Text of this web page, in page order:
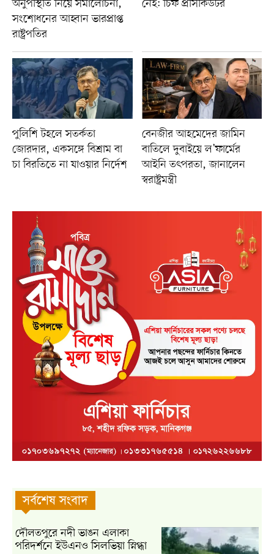
অনুপস্থিতি নিয়ে সমালোচনা,
সংশোধনের আহ্বান ভারপ্রাপ্ত
রাষ্ট্রপতির
নেই: চিফ প্রসিকিউটর
পুলিশি টহলে সতর্কতা
জোরদার, একসঙ্গে বিশ্রাম বা
চা বিরতিতে না যাওয়ার নির্দেশ
বেনজীর আহমেদের জামিন
বাতিলে দুবাইয়ে ল’ফার্মের
আইনি তৎপরতা, জানালেন
স্বরাষ্ট্রমন্ত্রী
সর্বশেষ সংবাদ
দৌলতপুরে নদী ভাঙন এলাকা
পরিদর্শনে ইউএনও সিলভিয়া স্নিগ্ধা